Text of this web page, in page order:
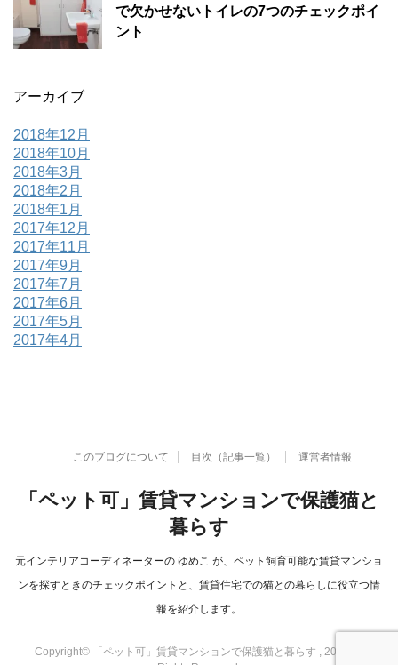
で欠かせないトイレの7つのチェックポイ
ント
アーカイブ
2018年12月
2018年10月
2018年3月
2018年2月
2018年1月
2017年12月
2017年11月
2017年9月
2017年7月
2017年6月
2017年5月
2017年4月
このブログについて 目次（記事一覧） 運営者情報
「ペット可」賃貸マンションで保護猫と
暮らす
元インテリアコーディネーターの ゆめこ が、ペット飼育可能な賃貸マンショ
ンを探すときのチェックポイントと、賃貸住宅での猫との暮らしに役立つ情
報を紹介します。
Copyright© 「ペット可」賃貸マンションで保護猫と暮らす , 2026 All